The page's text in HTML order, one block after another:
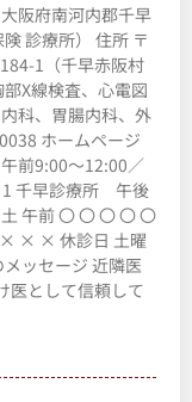
阪府南河内郡千早
診療所） 住所 〒
1（千早赤阪村
X線検査、心電図
科、胃腸内科、外
ホームページ
前9:00～12:00／
千早診療所 午後
午前 〇 〇 〇 〇 〇
× × 休診日 土曜
ッセージ 近隣医
医として信頼して